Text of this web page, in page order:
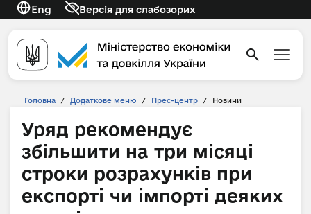
Eng Версія для слабозорих
Головна / Додаткове меню / Прес-центр / Новини
Уряд рекомендує
збільшити на три місяці
строки розрахунків при
експорті чи імпорті деяких